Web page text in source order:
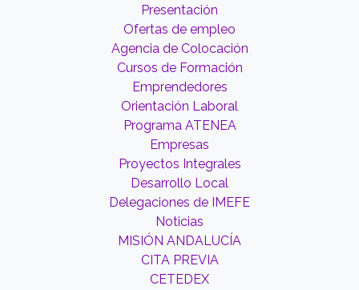
Presentación
Ofertas de empleo
Agencia de Colocación
Cursos de Formación
Emprendedores
Orientación Laboral
Programa ATENEA
Empresas
Proyectos Integrales
Desarrollo Local
Delegaciones de IMEFE
Noticias
MISIÓN ANDALUCÍA
CITA PREVIA
CETEDEX